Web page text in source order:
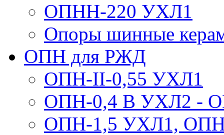
ОПНН-220 УХЛ1
Опоры шинные
ОПН для РЖД
ОПН-II-0,55 УХЛ1
ОПН-0,4 В УХЛ2 -
ОПН-1,5 УХЛ1,